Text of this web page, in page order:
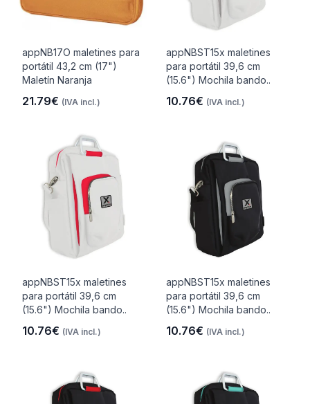
appNB17O maletines para
portátil 43,2 cm (17")
Maletín Naranja
21.79€ (IVA incl.)
appNBST15x maletines
para portátil 39,6 cm
(15.6") Mochila bando..
10.76€ (IVA incl.)
appNBST15x maletines
para portátil 39,6 cm
(15.6") Mochila bando..
10.76€ (IVA incl.)
appNBST15x maletines
para portátil 39,6 cm
(15.6") Mochila bando..
10.76€ (IVA incl.)